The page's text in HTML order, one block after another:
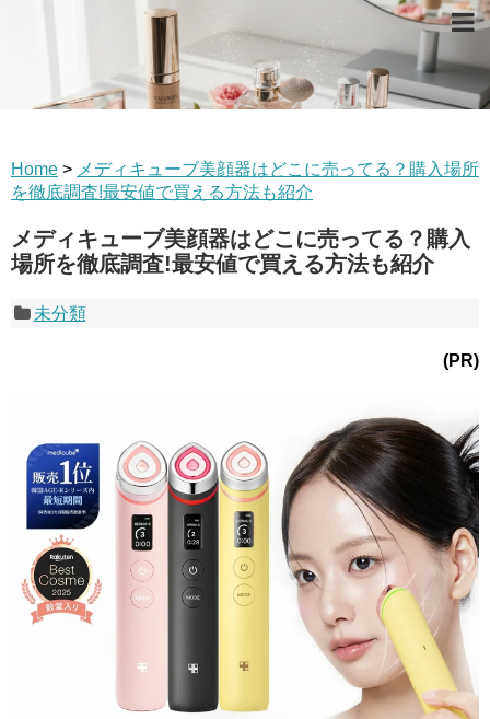
Home > メディキューブ美顔器はどこに売ってる？購入場所
を徹底調査!最安値で買える方法も紹介
メディキューブ美顔器はどこに売ってる？購入
場所を徹底調査!最安値で買える方法も紹介
未分類
(PR)